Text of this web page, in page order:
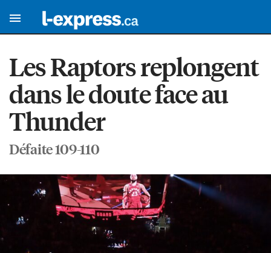
Les Raptors replongent
dans le doute face au
Thunder
Défaite 109-110